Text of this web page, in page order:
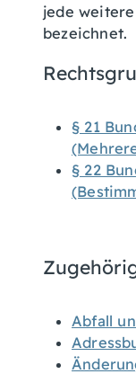
jede
bezeichnet.
§ 21
§ 22
Abfall